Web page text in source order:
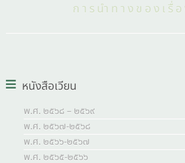
การนำทางของเรื่อ
หนังสือเวียน
พ.ศ. ๒๕๖๘ – ๒๕๖๙
พ.ศ. ๒๕๖๗-๒๕๖๘
พ.ศ. ๒๕๖๖-๒๕๖๗
พ.ศ. ๒๕๖๕-๒๕๖๖